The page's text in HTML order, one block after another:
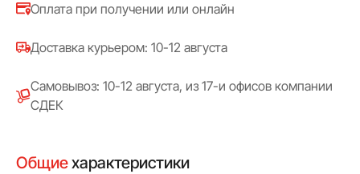
Оплата при получении или онлайн
Доставка курьером: 10-12 августа
Самовывоз: 10-12 августа, из 17-и офисов компании
СДЕК
Общиехарактеристики